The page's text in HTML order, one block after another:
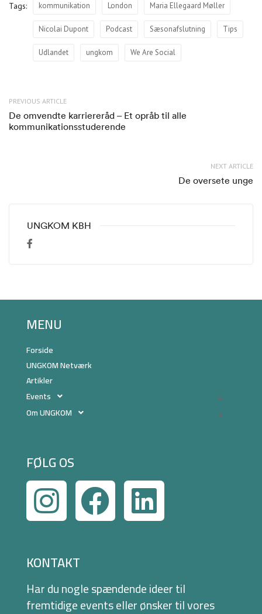
Tags: kommunikation London Maria Ellegaard Møller
Nicolai Dupont Podcast Sæsonafslutning Tips
Udlandet ungkom We Are Social
PREVIOUS ARTICLE
De omvendte karriereråd – Et opråb til alle
kommunikationsstuderende
NEXT ARTICLE
De oversete unge
UNGKOM KBH
MENU
Forside
UNGKOM Netværk
Artikler
Events
Om UNGKOM
FØLG OS
KONTAKT
Har du nogle spændende ideer til
fremtidige events eller ønsker til vores